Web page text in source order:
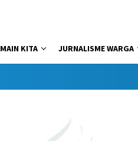
MAIN KITA JURNALISME WARGA